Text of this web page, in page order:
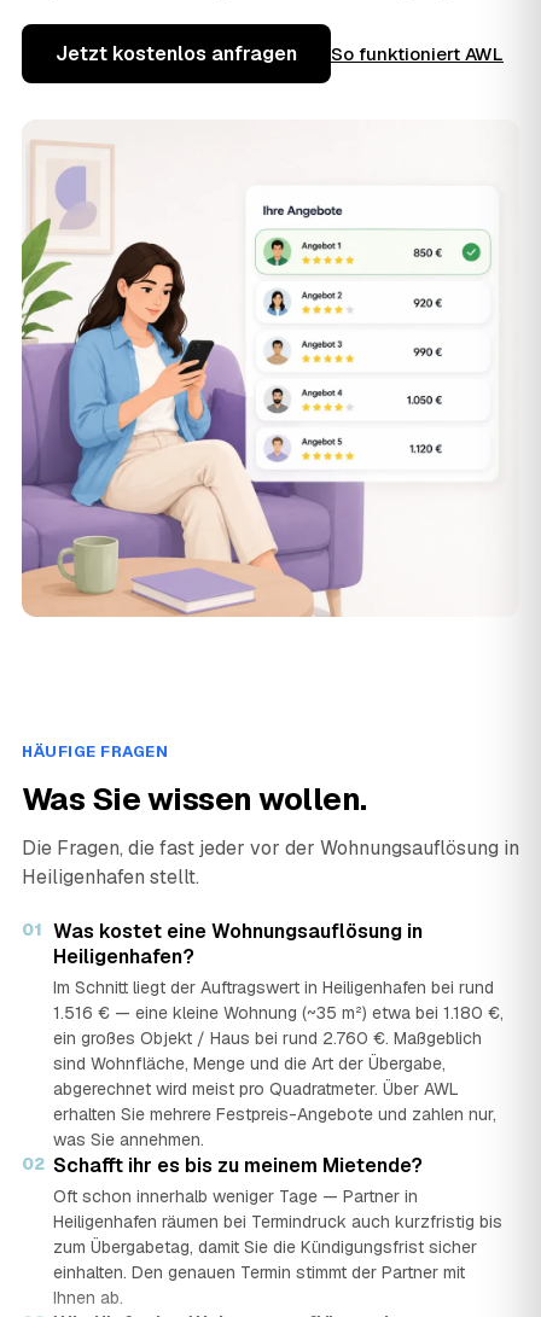
Jetzt kostenlos anfragen So funktioniert AWL
HÄUFIGE FRAGEN
Was Sie wissen wollen.
Die Fragen, die fast jeder vor der Wohnungsauflösung in
Heiligenhafen stellt.
01 Was kostet eine Wohnungsauflösung in
Heiligenhafen?
Im Schnitt liegt der Auftragswert in Heiligenhafen bei rund
1.516 € — eine kleine Wohnung (~35 m²) etwa bei 1.180 €,
ein großes Objekt / Haus bei rund 2.760 €. Maßgeblich
sind Wohnfläche, Menge und die Art der Übergabe,
abgerechnet wird meist pro Quadratmeter. Über AWL
erhalten Sie mehrere Festpreis-Angebote und zahlen nur,
was Sie annehmen.
02 Schafft ihr es bis zu meinem Mietende?
Oft schon innerhalb weniger Tage — Partner in
Heiligenhafen räumen bei Termindruck auch kurzfristig bis
zum Übergabetag, damit Sie die Kündigungsfrist sicher
einhalten. Den genauen Termin stimmt der Partner mit
Ihnen ab.